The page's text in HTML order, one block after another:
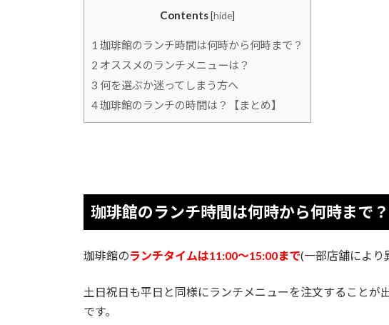
Contents[hide]
1 珈琲館のランチ時間は何時から何時まで？
2 オススメのランチメニューは？
3 何を選ぶか迷ってしまう方へ
4珈琲館のランチの時間は？【まとめ】
珈琲館のランチ時間は何時から何時まで？
珈琲館のランチタイムは11:00〜15:00まで(一部店舗により
土日祝日も平日と同様にランチメニューを注文することが
です。